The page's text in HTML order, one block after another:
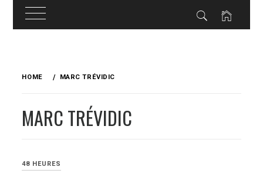
HOME MARC TRÉVIDIC
MARC TRÉVIDIC
48 HEURES